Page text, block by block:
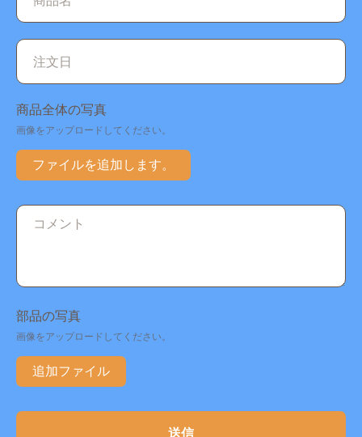
商品全体の写真
画像をアップロードしてください。
ファイルを追加します。
部品の写真
画像をアップロードしてください。
追加ファイル
送信